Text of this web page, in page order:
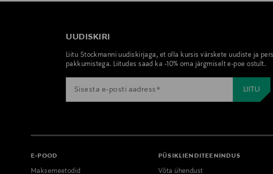
UUDISKIRI
Liitu Stockmanni uudiskirjaga, et olla kursis värskete uudiste ja
pakkumistega. Liitudes saad ka -10% oma järgmiselt e-poe ostult.
E-POOD
Maksemeetodid
PÜSIKLIENDITEENINDUS
Võta ühendust